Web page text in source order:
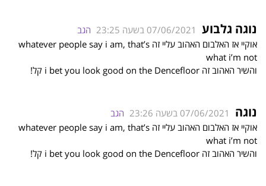
נוגה גלבוע 07/06/2021 בשעה 23:25
הגב
אוקיי אז האלבום האהוב עליי זה whatever people say i am, that’s
what i’m not
והשיר האהוב זה i bet you look good on the Dencefloor קל!
נוגה 07/06/2021 בשעה 23:26
הגב
אוקיי אז האלבום האהוב עליי זה whatever people say i am, that’s
what i’m not
והשיר האהוב זה i bet you look good on the Dencefloor קל!